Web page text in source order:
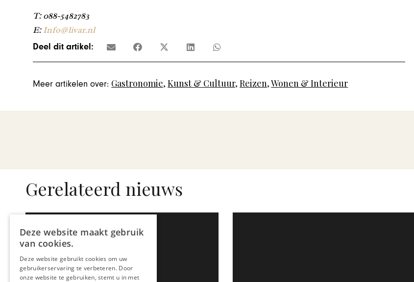
T: 088-5482783
E:Info@livar.nl
Deel dit artikel:
Meer artikelen over: Gastronomie,Kunst & Cultuur,Reizen,Wonen & Interieur
Gerelateerd nieuws
Deze website maakt gebruik
van cookies.
Deze website gebruikt cookies om uw
gebruikerservaring te verbeteren. Door
onze website te gebruiken, stemt u in met